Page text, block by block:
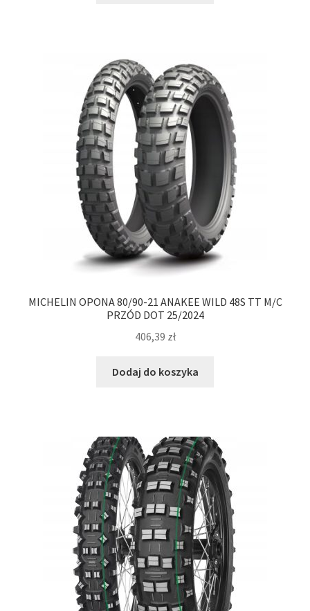
MICHELIN OPONA 80/90-21 ANAKEE WILD 48S TT M/C
PRZÓD DOT 25/2024
406,39 zł
Dodaj do koszyka